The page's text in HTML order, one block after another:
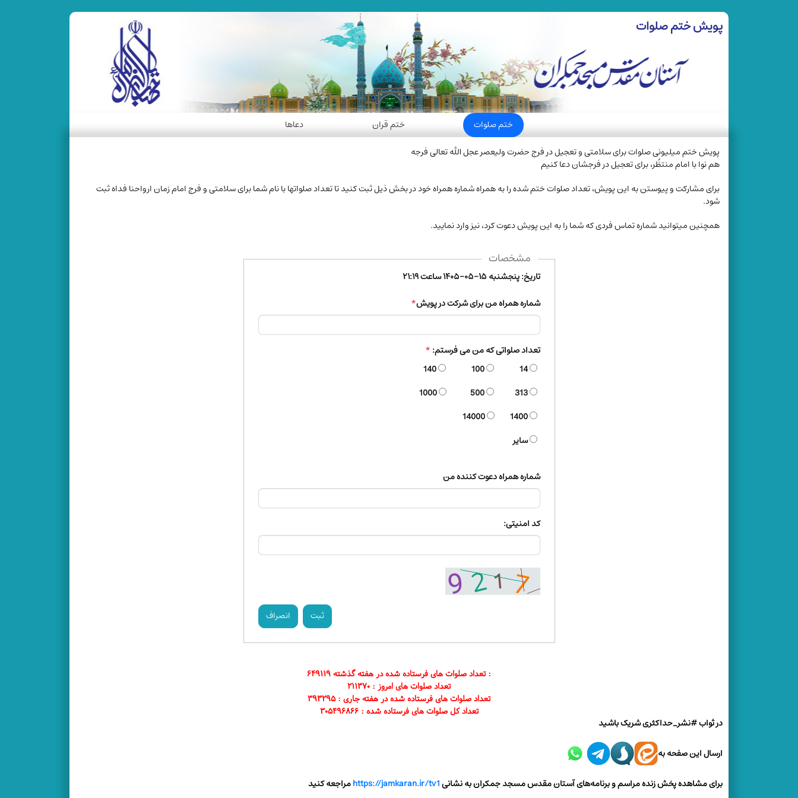
پویش ختم صلوات
ختم صلوات ختم قران
دعاها
پویش ختم میلیونی صلوات برای سلامتی و تعجیل در فرج حضرت ولیعصر عجل الله تعالی فرجه
هم نوا با امام منتظُر، برای تعجیل در فرجشان دعا کنیم
برای مشارکت و پیوستن به این پویش، تعداد صلوات ختم شده را به همراه شماره همراه خود در بخش ذیل ثبت کنید تا تعداد صلواتها با نام شما برای سلامتی و فرج امام زمان ارواحنا فداه ثبت
شود.
همچنین میتوانید شماره تماس فردی که شما را به این پویش دعوت کرد، نیز وارد نمایید.
مشخصات
تاریخ:پنجشنبه ۱۵-۰۵-۱۴۰۵ ساعت ۲۱:۱۹
شماره همراه من برای شرکت در پویش*
تعداد صلواتی که من می فرستم: *
14
100
140
313
500
1000
1400
14000
سایر
شماره همراه دعوت کننده من
کد امنیتی:
انصراف ثبت
۶۴۹۱۱۹ تعداد صلوات های فرستاده شده در هفته گذشته :
تعداد صلوات های امروز : ۲۱۱۳۷۰
تعداد صلوات های فرستاده شده در هفته جاری : ۳۹۳۲۹۵
تعداد کل صلوات های فرستاده شده : ۳۰۵۴۹۶۸۶۶
در ثواب #نشر_حداکثری شریک باشید
ارسال این صفحه به
برای مشاهده پخش زنده مراسم و برنامه‌های آستان مقدس مسجد جمکران به نشانیhttps://jamkaran.ir/tv1مراجعه کنید